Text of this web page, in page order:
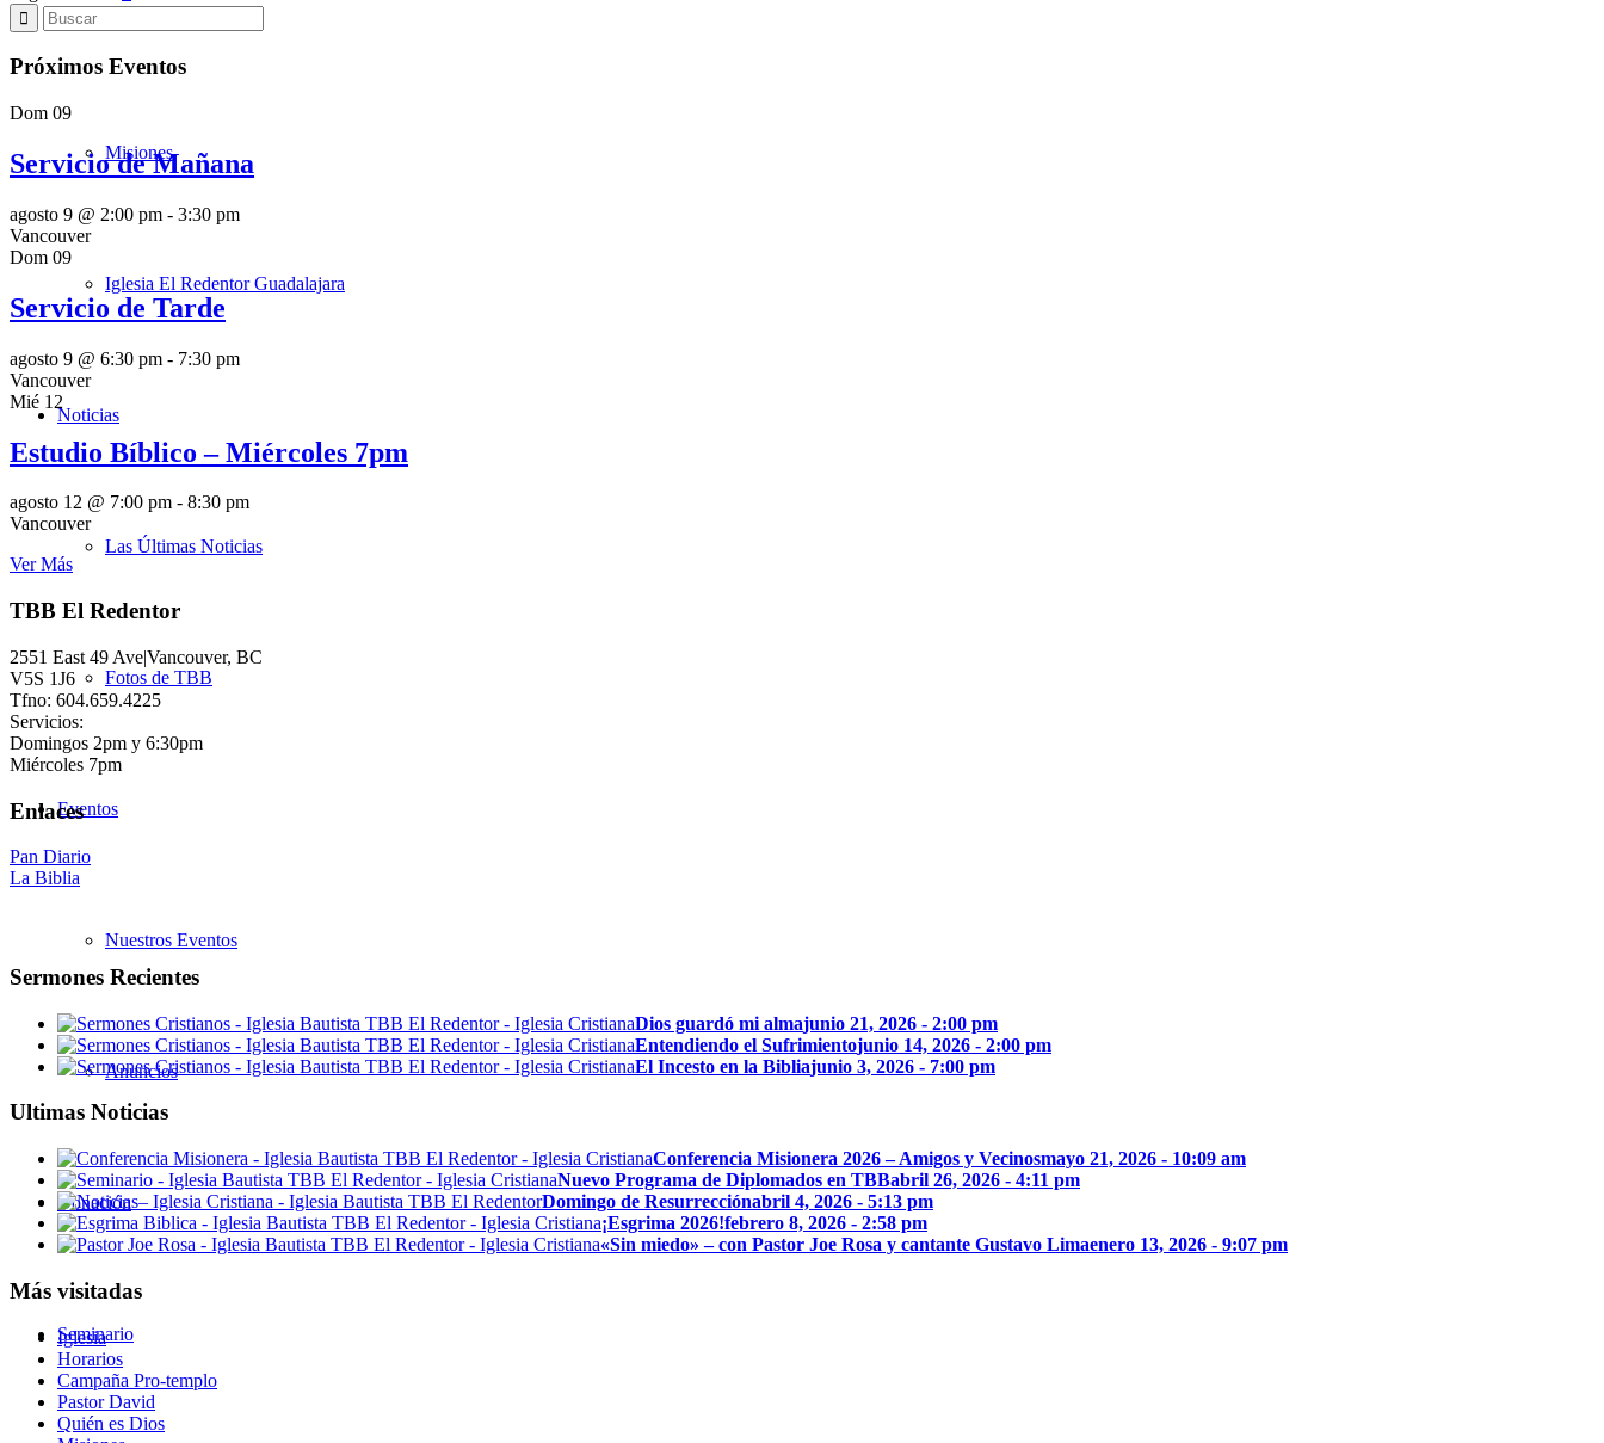
Misiones
Iglesia El Redentor Guadalajara
Noticias
Las Últimas Noticias
Fotos de TBB
Eventos
Nuestros Eventos
Anuncios
Donación
Seminario
Próximos Eventos
Dom 09
Servicio de Mañana
agosto 9 @ 2:00 pm - 3:30 pm
Vancouver
Dom 09
Servicio de Tarde
agosto 9 @ 6:30 pm - 7:30 pm
Vancouver
Mié 12
Estudio Bíblico – Miércoles 7pm
agosto 12 @ 7:00 pm - 8:30 pm
Vancouver
Ver Más
TBB El Redentor
2551 East 49 Ave|Vancouver, BC
V5S 1J6
Tfno: 604.659.4225
Servicios:
Domingos 2pm y 6:30pm
Miércoles 7pm
Enlaces
Pan Diario
La Biblia
Sermones Recientes
Dios guardó mi almajunio 21, 2026 - 2:00 pm
Entendiendo el Sufrimientojunio 14, 2026 - 2:00 pm
El Incesto en la Bibliajunio 3, 2026 - 7:00 pm
Ultimas Noticias
Conferencia Misionera 2026 – Amigos y Vecinosmayo 21, 2026 - 10:09 am
Nuevo Programa de Diplomados en TBBabril 26, 2026 - 4:11 pm
Domingo de Resurrecciónabril 4, 2026 - 5:13 pm
¡Esgrima 2026!febrero 8, 2026 - 2:58 pm
«Sin miedo» – con Pastor Joe Rosa y cantante Gustavo Limaenero 13, 2026 - 9:07 pm
Más visitadas
Iglesia
Horarios
Campaña Pro-templo
Pastor David
Quién es Dios